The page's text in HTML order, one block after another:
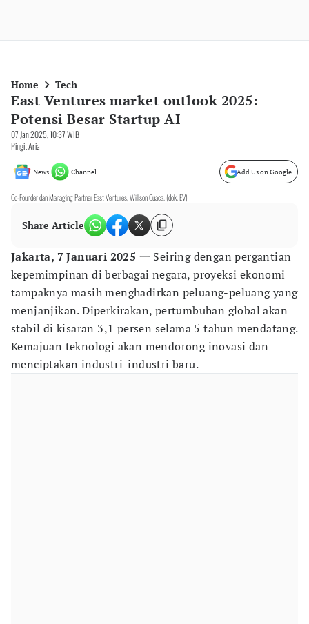
Home Tech
East Ventures market outlook 2025:
Potensi Besar Startup AI
07 Jan 2025, 10:37 WIB
Pingit Aria
News Channel Add Us on Google
Co-Founder dan Managing Partner East Ventures, Willson Cuaca. (dok. EV)
Share Article
Jakarta, 7 Januari 2025 一 Seiring dengan pergantian
kepemimpinan di berbagai negara, proyeksi ekonomi
tampaknya masih menghadirkan peluang-peluang yang
menjanjikan. Diperkirakan, pertumbuhan global akan
stabil di kisaran 3,1 persen selama 5 tahun mendatang.
Kemajuan teknologi akan mendorong inovasi dan
menciptakan industri-industri baru.